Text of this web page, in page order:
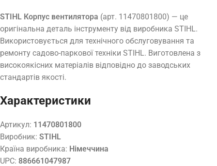
STIHL Корпус вентилятора (арт. 11470801800) — це
оригінальна деталь інструменту від виробника STIHL.
Використовується для технічного обслуговування та
ремонту садово-паркової техніки STIHL. Виготовлена з
високоякісних матеріалів відповідно до заводських
стандартів якості.
Характеристики
Артикул: 11470801800
Виробник: STIHL
Країна виробника: Німеччина
UPC: 886661047987